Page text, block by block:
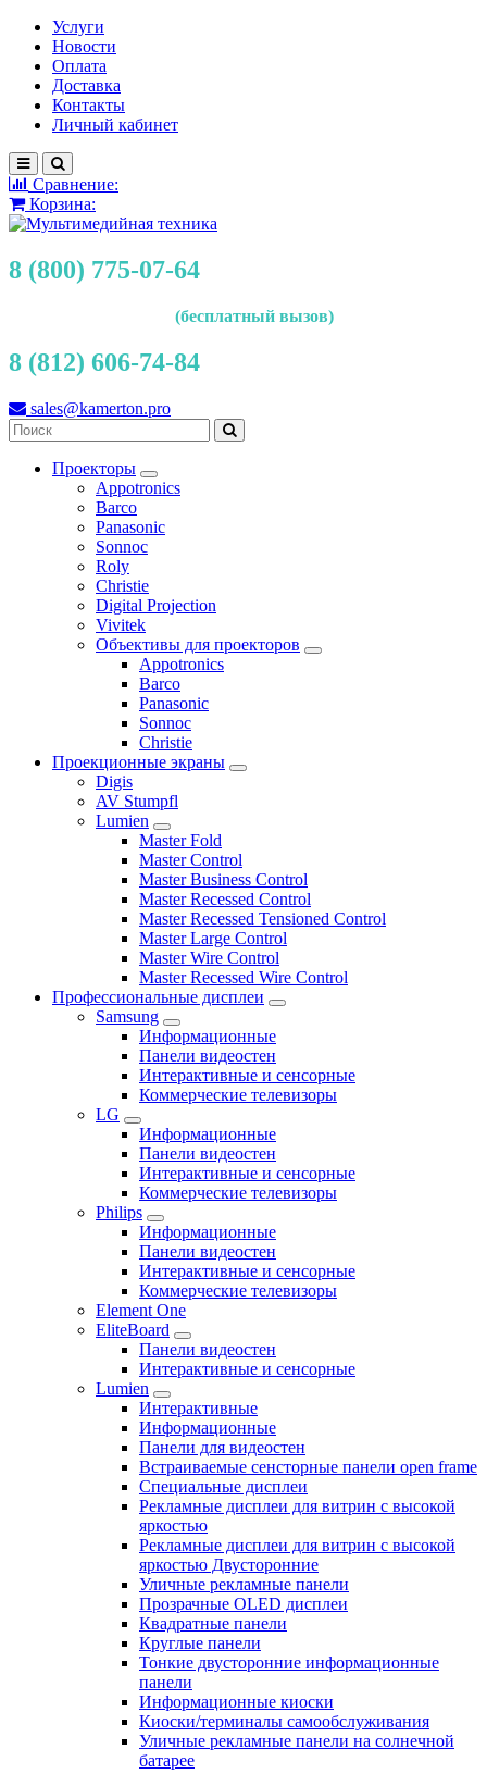
Услуги
Новости
Оплата
Доставка
Контакты
Личный кабинет
Сравнение:
Корзина:
8 (800) 775-07-64
(бесплатный вызов)
8 (812) 606-74-84
sales@kamerton.pro
Проекторы
Appotronics
Barco
Panasonic
Sonnoc
Roly
Christie
Digital Projection
Vivitek
Объективы для проекторов
Appotronics
Barco
Panasonic
Sonnoc
Сhristie
Проекционные экраны
Digis
AV Stumpfl
Lumien
Master Fold
Master Control
Master Business Control
Master Recessed Control
Master Recessed Tensioned Control
Master Large Control
Master Wire Control
Master Recessed Wire Control
Профессиональные дисплеи
Samsung
Информационные
Панели видеостен
Интерактивные и сенсорные
Коммерческие телевизоры
LG
Информационные
Панели видеостен
Интерактивные и сенсорные
Коммерческие телевизоры
Philips
Информационные
Панели видеостен
Интерактивные и сенсорные
Коммерческие телевизоры
Element One
EliteBoard
Панели видеостен
Интерактивные и сенсорные
Lumien
Интерактивные
Информационные
Панели для видеостен
Встраиваемые сенсторные панели open frame
Специальные дисплеи
Рекламные дисплеи для витрин с высокой
яркостью
Рекламные дисплеи для витрин с высокой
яркостью Двусторонние
Уличные рекламные панели
Прозрачные OLED дисплеи
Квадратные панели
Круглые панели
Тонкие двусторонние информационные
панели
Информационные киоски
Киоски/терминалы самообслуживания
Уличные рекламные панели на солнечной
батарее